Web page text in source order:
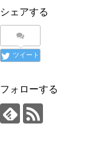
シェアする
ツイート
フォローする